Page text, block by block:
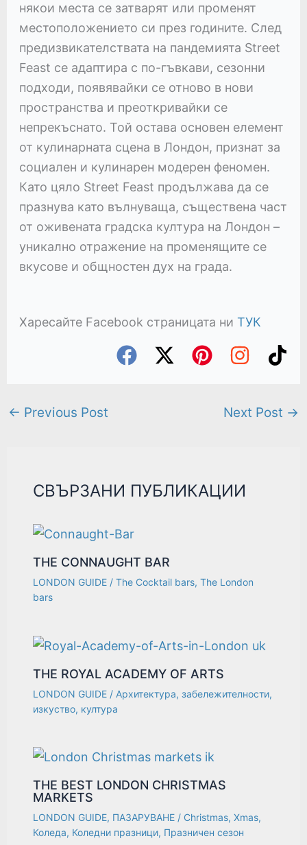
някои места се затварят или променят
местоположението си през годините. След
предизвикателствата на пандемията Street
Feast се адаптира с по-гъвкави, сезонни
подходи, появявайки се отново в нови
пространства и преоткривайки се
непрекъснато. Той остава основен елемент
от кулинарната сцена в Лондон, признат за
социален и кулинарен модерен феномен.
Като цяло Street Feast продължава да се
празнува като вълнуваща, съществена част
от оживената градска култура на Лондон –
уникално отражение на променящите се
вкусове и общностен дух на града.
Харесайте Facebook страницата ни ТУК
← Previous Post Next Post →
СВЪРЗАНИ ПУБЛИКАЦИИ
THE CONNAUGHT BAR
LONDON GUIDE /The Cocktail bars,The London
bars
THE ROYAL ACADEMY OF ARTS
LONDON GUIDE / Архитектура,забележителности,
изкуство, култура
THE BEST LONDON CHRISTMAS
MARKETS
LONDON GUIDE, ПАЗАРУВАНЕ / Christmas,Xmas,
Коледа, Коледни празници, Празничен сезон